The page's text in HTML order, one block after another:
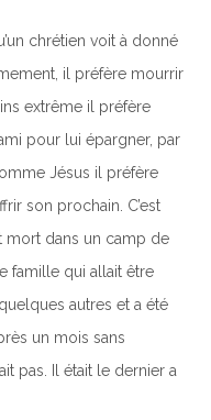
chrétien voit à donné
il préfère mourrir
extrême il préfère
pour lui épargner, par
Jésus il préfère
son prochain. C’est
mort dans un camp de
famille qui allait être
autres et a été
un mois sans
pas. Il était le dernier a